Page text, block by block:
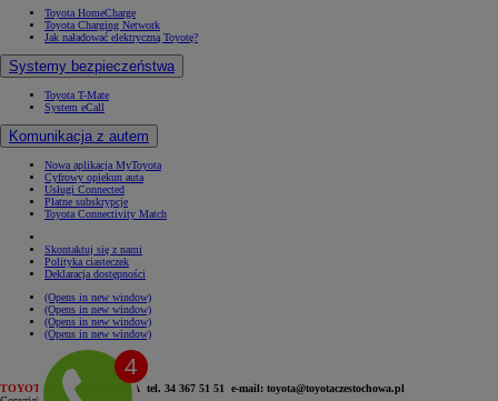
Toyota HomeCharge
Toyota Charging Network
Jak naładować elektryczną Toyotę?
Systemy bezpieczeństwa
Toyota T-Mate
System eCall
Komunikacja z autem
Nowa aplikacja MyToyota
Cyfrowy opiekun auta
Usługi Connected
Płatne subskrypcje
Toyota Connectivity Match
Skontaktuj się z nami
Polityka ciasteczek
Deklaracja dostępności
(Opens in new window)
(Opens in new window)
(Opens in new window)
(Opens in new window)
TOYOTA
CZĘSTOCHOWA tel. 34 367 51 51 e-mail: toyota@toyotaczestochowa.pl